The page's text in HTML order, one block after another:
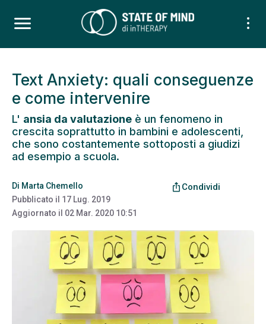
Text Anxiety: quali conseguenze
e come intervenire
L' ansia da valutazione è un fenomeno in
crescita soprattutto in bambini e adolescenti,
che sono costantemente sottoposti a giudizi
ad esempio a scuola.
Di Marta Chemello
Pubblicato il 17 Lug. 2019
Aggiornato il 02 Mar. 2020 10:51
ios_share Condividi